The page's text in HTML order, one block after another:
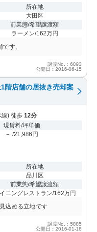
所在地
大田区
前業態/希望譲渡額
ラーメン/162万円
す。
譲渡No.：6093
公開日：2016-06-15
階店舗の居抜き売却案
線) 徒歩 12分
現賃料/坪単価
－ /21,986円
所在地
品川区
前業態/希望譲渡額
ニングレストラン/162万円
込める立地です
譲渡No.：5885
公開日：2016-01-18